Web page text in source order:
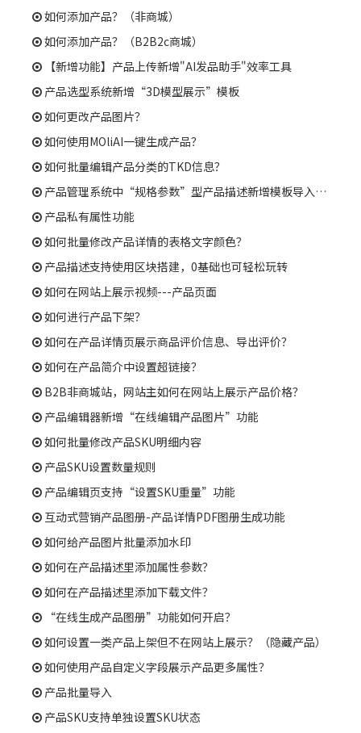
如何添加产品？（非商城）
如何添加产品？（B2B2c商城）
【新增功能】产品上传新增"AI发品助手"效率工具
产品选型系统新增“3D模型展示”模板
如何更改产品图片？
如何使用MOliAI一键生成产品？
如何批量编辑产品分类的TKD信息？
产品管理系统中“规格参数”型产品描述新增模板导入功能
产品私有属性功能
如何批量修改产品详情的表格文字颜色？
产品描述支持使用区块搭建，0基础也可轻松玩转
如何在网站上展示视频---产品页面
如何进行产品下架？
如何在产品详情页展示商品评价信息、导出评价？
如何在产品简介中设置超链接？
B2B非商城站，网站主如何在网站上展示产品价格？
产品编辑器新增“在线编辑产品图片”功能
如何批量修改产品SKU明细内容
产品SKU设置数量规则
产品编辑页支持“设置SKU重量”功能
互动式营销产品图册-产品详情PDF图册生成功能
如何给产品图片批量添加水印
如何在产品描述里添加属性参数？
如何在产品描述里添加下载文件？
“在线生成产品图册”功能如何开启？
如何设置一类产品上架但不在网站上展示？（隐藏产品）
如何使用产品自定义字段展示产品更多属性？
产品批量导入
产品SKU支持单独设置SKU状态